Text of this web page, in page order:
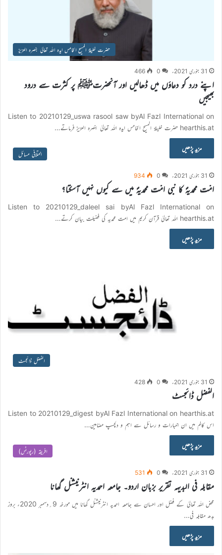
حضرت خلیفۃ المسیح الخامس ایدہ اللہ تعالیٰ بنصرہ العزیز
31 جنوری 2021ء 0
466
اپنے درد کو دعاؤں میں ڈھالیں اور آنحضرتﷺ پر کثرت سے درود
بھیجیں
Listen to 20210129_uswa rasool saw byAl Fazl International on
hearthis.at حضرت خلیفۃ المسیح الخامس ایدہ اللہ تعالیٰ بنصرہ العزیز فرماتے…
مزید پڑھیں
اختلافی مسائل
31 جنوری 2021ء 0
934
امّت محمدیہؐ کا نبی امّت محمدیہؐ میں سے کیوں نہیں آسکتا؟
Listen to 20210129_daleel sai byAl Fazl International on
hearthis.at اللہ تعالیٰ قرآن کریم میں امت محمدیہ کی فضیلت بیان کرتے…
مزید پڑھیں
الفضل ڈائجسٹ
31 جنوری 2021ء 0
428
الفضل ڈائجسٹ
Listen to 20210129_digest byAl Fazl International on hearthis.at
اس کالم میں ان اخبارات و رسائل سے اہم و دلچسپ مضامین…
مزید پڑھیں
افریقہ (رپورٹس)
31 جنوری 2021ء 0
531
مقابلہ فی البدیہہ تقریر بزبان اردو۔ جامعہ احمدیہ انٹرنیشنل گھانا
محض اللہ تعالیٰ کے فضل اور احسان سے جامعہ احمدیہ انٹرنیشنل گھانا میں مورخہ 9؍دسمبر 2020ء بروز
بدھ مقابلہ فی…
مزید پڑھیں